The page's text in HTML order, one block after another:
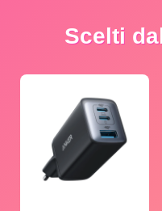
Scelti